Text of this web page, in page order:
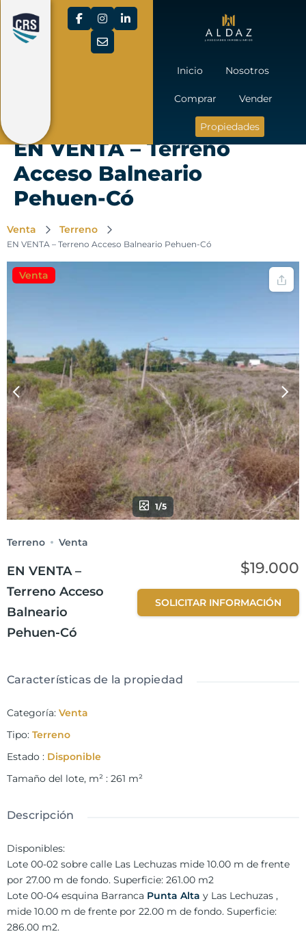
Inicio Nosotros
Comprar Vender
Propiedades
EN VENTA – Terreno
Acceso Balneario
Pehuen-Có
Venta Terreno
EN VENTA – Terreno Acceso Balneario Pehuen-Có
Venta
1/5
Terreno Venta
EN VENTA –
Terreno Acceso
Balneario
Pehuen-Có
$19.000
SOLICITAR INFORMACIÓN
Características de la propiedad
Categoría: Venta
Tipo: Terreno
Estado : Disponible
Tamaño del lote, m² : 261 m²
Descripción
Disponibles:
Lote 00-02 sobre calle Las Lechuzas mide 10.00 m de frente
por 27.00 m de fondo. Superficie: 261.00 m2
Lote 00-04 esquina Barranca Punta Alta y Las Lechuzas ,
mide 10.00 m de frente por 22.00 m de fondo. Superficie:
286.00 m2.